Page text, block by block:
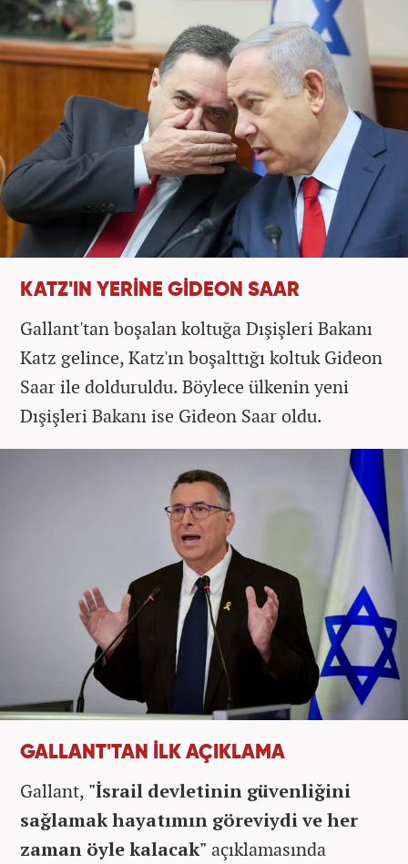
KATZ'IN YERİNE GİDEON SAAR
Gallant'tan boşalan koltuğa Dışişleri Bakanı
Katz gelince, Katz'ın boşalttığı koltuk Gideon
Saar ile dolduruldu. Böylece ülkenin yeni
Dışişleri Bakanı ise Gideon Saar oldu.
GALLANT'TAN İLK AÇIKLAMA
Gallant, "İsrail devletinin güvenliğini
sağlamak hayatımın göreviydi ve her
zaman öyle kalacak" açıklamasında